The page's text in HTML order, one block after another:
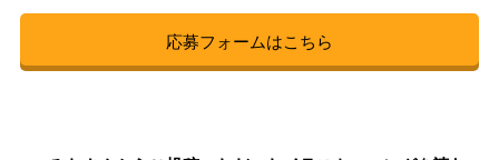
応募フォームはこちら